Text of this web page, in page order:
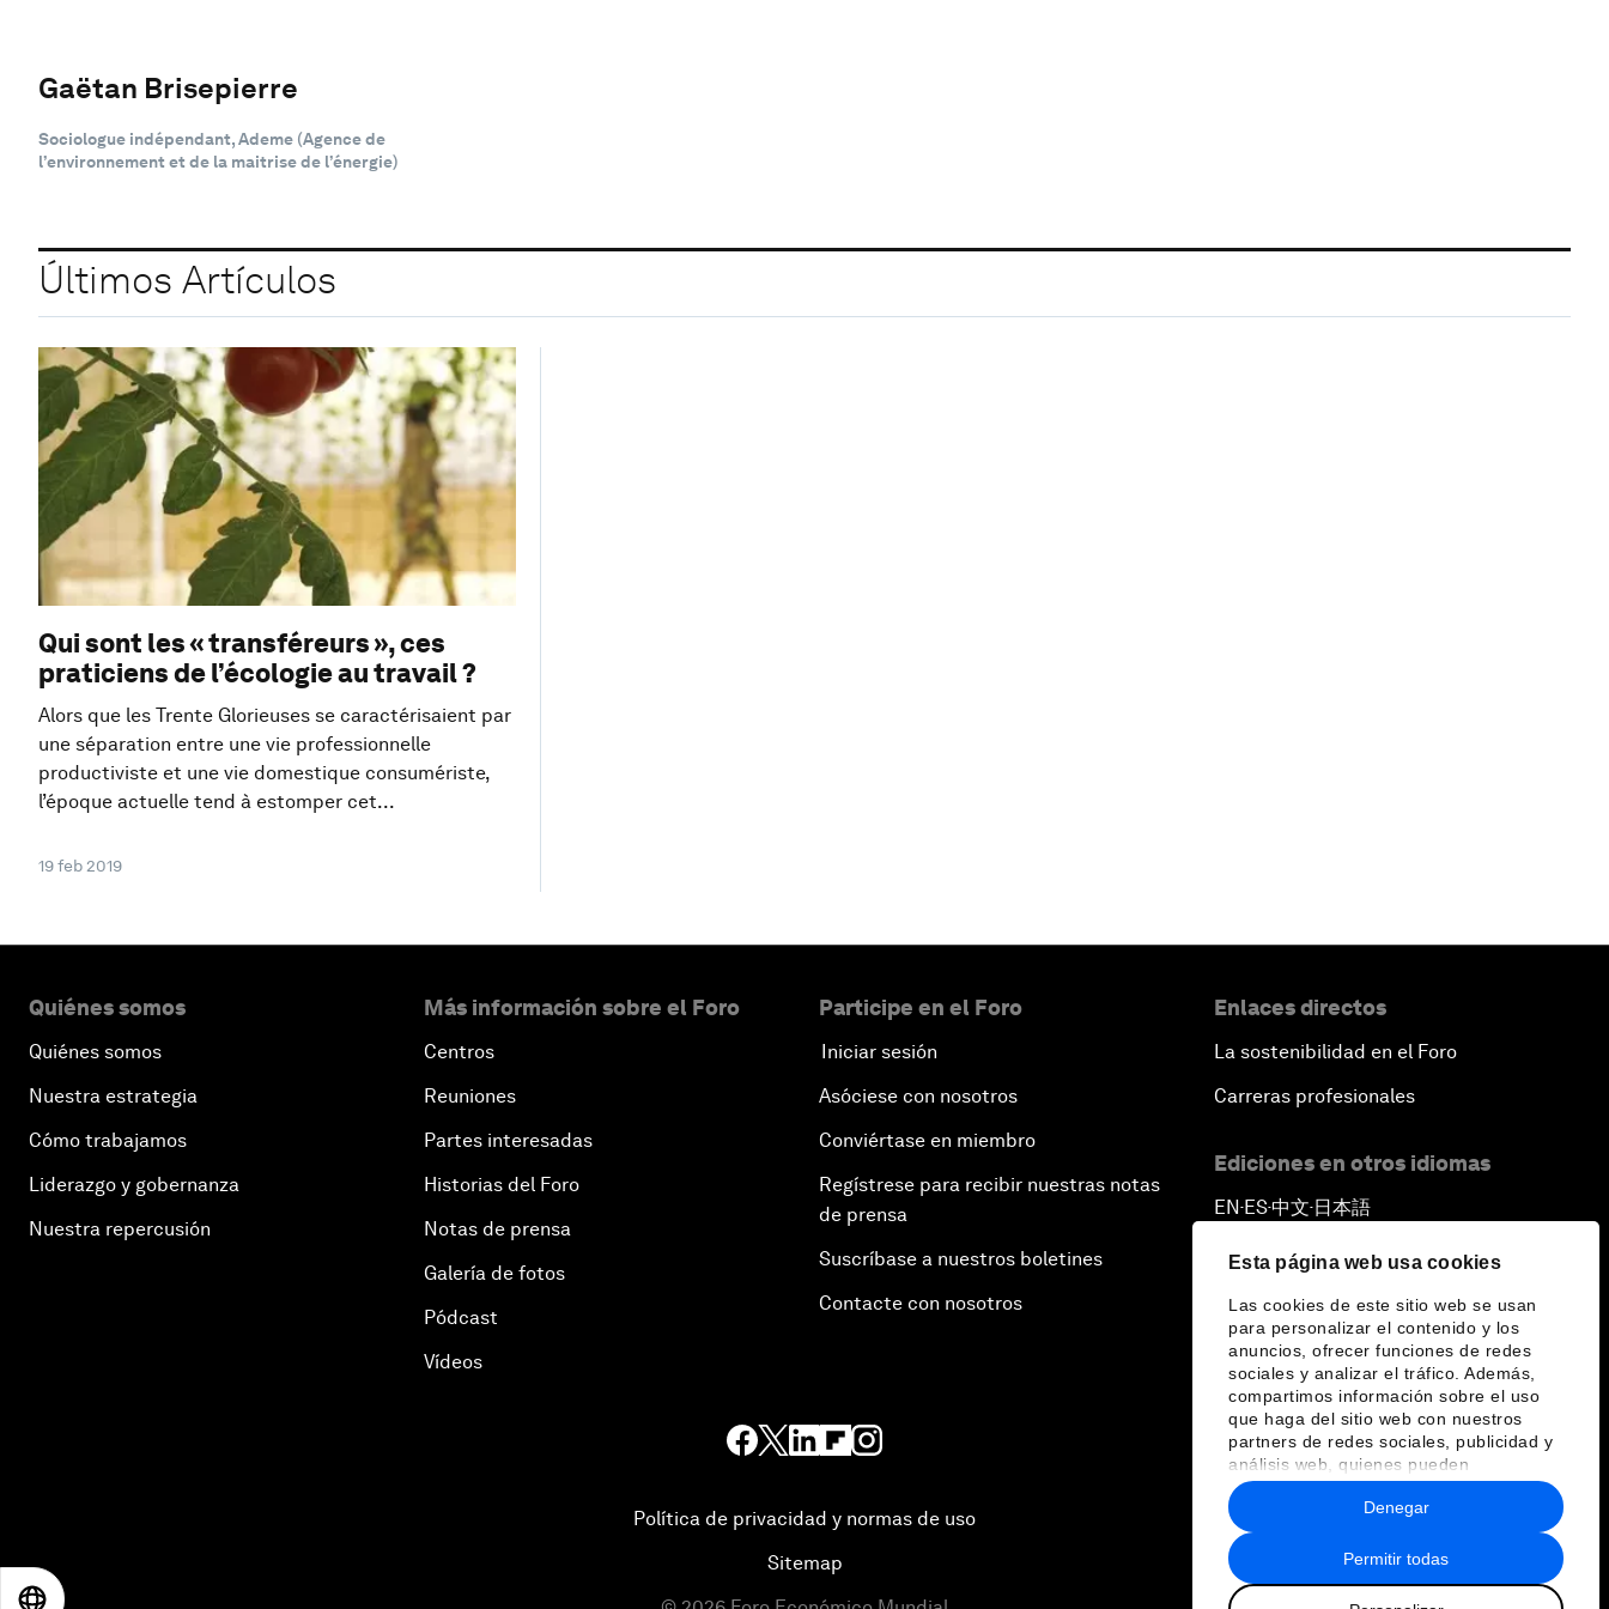
Esta página web usa cookies
Las cookies de este sitio web se usan
para personalizar el contenido y los
anuncios, ofrecer funciones de redes
sociales y analizar el tráfico. Además,
compartimos información sobre el uso
que haga del sitio web con nuestros
partners de redes sociales, publicidad y
análisis web, quienes pueden
combinarla con otra información que les
haya proporcionado o que hayan
recopilado a partir del uso que haya
hecho de sus servicios.
Permitir todas
Denegar
Gaëtan Brisepierre
Sociologue indépendant, Ademe (Agence de
l’environnement et de la maitrise de l’énergie)
Últimos Artículos
Qui sont les « transféreurs », ces
praticiens de l’écologie au travail ?
Alors que les Trente Glorieuses se caractérisaient par
une séparation entre une vie professionnelle
productiviste et une vie domestique consumériste,
l’époque actuelle tend à estomper cet...
19 feb 2019
Quiénes somos
Quiénes somos
Nuestra estrategia
Cómo trabajamos
Liderazgo y gobernanza
Nuestra repercusión
Más información sobre el Foro
Centros
Reuniones
Partes interesadas
Historias del Foro
Notas de prensa
Galería de fotos
Pódcast
Vídeos
Participe en el Foro
Iniciar sesión
Asóciese con nosotros
Conviértase en miembro
Regístrese para recibir nuestras notas
de prensa
Suscríbase a nuestros boletines
Contacte con nosotros
Enlaces directos
La sostenibilidad en el Foro
Carreras profesionales
Ediciones en otros idiomas
EN ▪ES▪中文▪ 日本語
Política de privacidad y normas de uso
Sitemap